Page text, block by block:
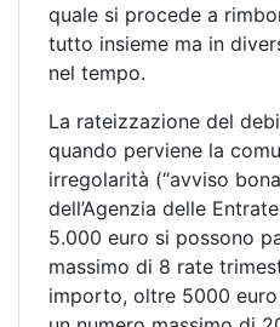
quale si procede a
tutto insieme ma in
nel tempo.
La rateizzazione del
quando perviene la
irregolarità (“avviso
dell’Agenzia delle
5.000 euro si possono
massimo di 8 rate
importo, oltre 5000